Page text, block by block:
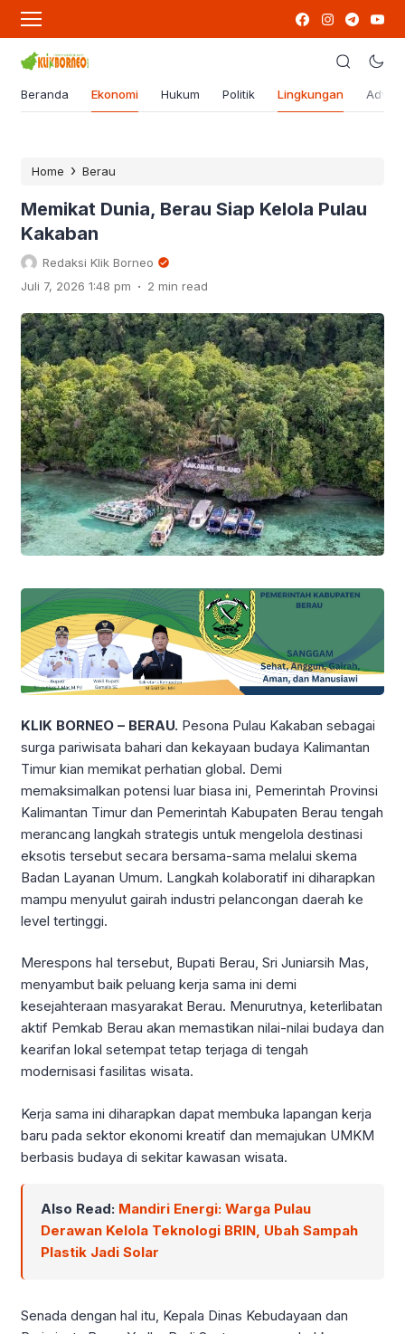
Beranda Ekonomi Hukum Politik Lingkungan
Home › Berau
Memikat Dunia, Berau Siap Kelola Pulau
Kakaban
Redaksi Klik Borneo
Juli 7, 2026 1:48 pm . 2 min read
KLIK BORNEO – BERAU. Pesona Pulau Kakaban sebagai
surga pariwisata bahari dan kekayaan budaya Kalimantan
Timur kian memikat perhatian global. Demi
memaksimalkan potensi luar biasa ini, Pemerintah Provinsi
Kalimantan Timur dan Pemerintah Kabupaten Berau tengah
merancang langkah strategis untuk mengelola destinasi
eksotis tersebut secara bersama-sama melalui skema
Badan Layanan Umum. Langkah kolaboratif ini diharapkan
mampu menyulut gairah industri pelancongan daerah ke
level tertinggi.
Merespons hal tersebut, Bupati Berau, Sri Juniarsih Mas,
menyambut baik peluang kerja sama ini demi
kesejahteraan masyarakat Berau. Menurutnya, keterlibatan
aktif Pemkab Berau akan memastikan nilai-nilai budaya dan
kearifan lokal setempat tetap terjaga di tengah
modernisasi fasilitas wisata.
Kerja sama ini diharapkan dapat membuka lapangan kerja
baru pada sektor ekonomi kreatif dan memajukan UMKM
berbasis budaya di sekitar kawasan wisata.
Also Read: Mandiri Energi: Warga Pulau
Derawan Kelola Teknologi BRIN, Ubah Sampah
Plastik Jadi Solar
Senada dengan hal itu, Kepala Dinas Kebudayaan dan